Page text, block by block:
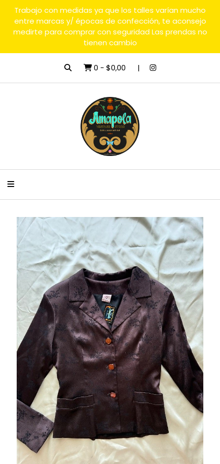
Trabajo con medidas ya que los talles varían mucho
entre marcas y/ épocas de confección, te aconsejo
medirte para comprar con seguridad Las prendas no
tienen cambio
0 - $0,00